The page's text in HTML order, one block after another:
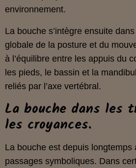
environnement.
La bouche s’intègre ensuite
globale de la posture et du
à l’équilibre entre les appuis du
les pieds, le bassin et la
reliés par l’axe vertébral.
La bouche dans les
les croyances.
La bouche est depuis longtemps
passages symboliques. Dans